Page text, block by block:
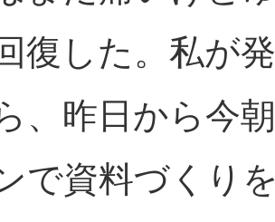
復した。私が
、昨日から今
で資料づくり